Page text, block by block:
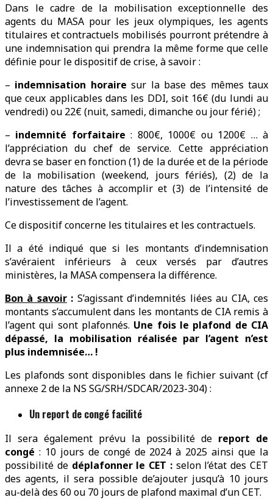
Dans le cadre de la mobilisation exceptionnelle des
agents du MASA pour les jeux olympiques, les agents
titulaires et contractuels mobilisés pourront prétendre à
une indemnisation qui prendra la même forme que celle
définie pour le dispositif de crise, à savoir :
– indemnisation horairesur la base des mêmes taux
que ceux applicables dans les DDI, soit 16€ (du lundi au
vendredi) ou 22€ (nuit, samedi, dimanche ou jour férié) ;
– indemnité forfaitaire : 800€, 1000€ ou 1200€ … à
l’appréciation du chef de service. Cette appréciation
devra se baser en fonction (1) de la durée et de la période
de la mobilisation (weekend, jours fériés), (2) de la
nature des tâches à accomplir et (3) de l’intensité de
l’investissement de l’agent.
Ce dispositif concerne les titulaires et les contractuels.
Il a été indiqué que si les montants d’indemnisation
s’avéraient inférieurs à ceux versés par d’autres
ministères, la MASA compensera la différence.
Bon à savoir: S’agissant d’indemnités liées au CIA, ces
montants s’accumulent dans les montants de CIA remis à
l’agent qui sont plafonnés. Une fois le plafond de CIA
dépassé, la mobilisation réalisée par l’agent n’est
plus indemnisée… !
Les plafonds sont disponibles dans le fichier suivant (cf
annexe 2 de la NS SG/SRH/SDCAR/2023-304) :
Un report de congé facilité
Il sera également prévu la possibilité de report de
congé : 10 jours de congé de 2024 à 2025 ainsi que la
possibilité de déplafonner le CET : selon l’état des CET
des agents, il sera possible de’ajouter jusqu’à 10 jours
au-delà des 60 ou 70 jours de plafond maximal d’un CET.